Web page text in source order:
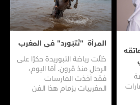
عاتقه
المـرأة "تَتبَـورد" في المغرب
ظلّت رياضة التبوريدة حكرًا على
الرجال منذ قرون. أمّا اليوم،
فقد أخذت الفارسات
المغربيات بزمام هذا الفن